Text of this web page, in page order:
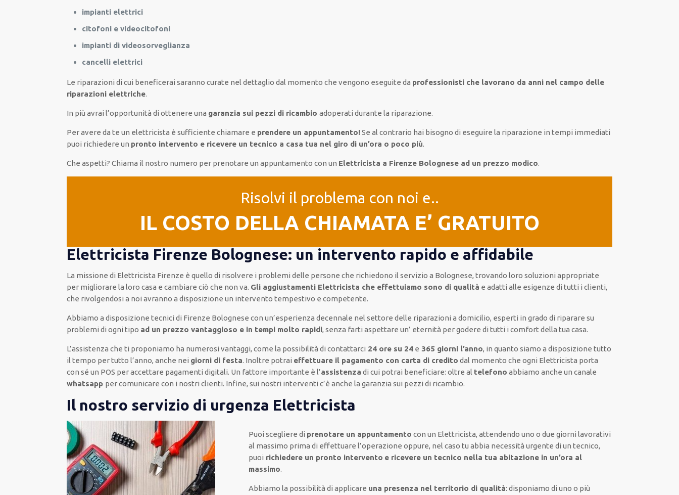
impianti elettrici
citofoni e videocitofoni
impianti di videosorveglianza
cancelli elettrici
Le riparazioni di cui beneficerai sarannocurate nel dettaglio dal momento che vengono eseguite da professionisti che lavorano da anni nel campo delle
riparazioni elettriche.
In più avrai l’opportunità diottenere una garanzia sui pezzi di ricambioadoperati durante la riparazione.
Per avereda te un elettricista è sufficiente chiamare e prendere un appuntamento!Se al contrario hai bisogno di eseguire la riparazione in tempi immediati
puoi richiedere un pronto intervento e ricevere un tecnico a casa tua nel giro di un’ora o poco più.
Che aspetti? Chiama il nostro numero per prenotare un appuntamento con un Elettricista a Firenze Bolognese ad un prezzo modico.
Risolvi il problema con noi e..
IL COSTO DELLA CHIAMATA E’ GRATUITO
Elettricista Firenze Bolognese: un intervento rapido e affidabile
La missione di Elettricista Firenze è quello di risolvere i problemi delle persone che richiedono il servizio a Bolognese, trovando lorosoluzioni appropriate
per migliorare la loro casa e cambiare ciò che non va. Gli aggiustamenti Elettricista che effettuiamo sono di qualità eadatti alle esigenze di tutti i clienti,
che rivolgendosi a noi avranno a disposizione un interventotempestivo e competente.
Abbiamo a disposizionetecnici di Firenze Bolognese con un’esperienza decennale nel settore delle riparazioni a domicilio, esperti in grado di riparare su
problemi di ogni tipo ad un prezzo vantaggioso e in tempi molto rapidi, senza fartiaspettare un’ eternità per godere di tutti i comfort della tua casa.
L’assistenza che ti proponiamo ha numerosi vantaggi, come la possibilità di contattarci 24 ore su 24 e 365 giorni l’anno, in quanto siamo a disposizionetutto
il tempo pertutto l’anno, anche nei giorni di festa. Inoltre potrai effettuare il pagamento con carta di credito dal momento che ogni Elettricista porta
con séun POS per accettare pagamentidigitali. Un fattore importante è l’assistenza di cui potrai beneficiare: oltre al telefono abbiamo anche uncanale
whatsapp per comunicare con i nostri clienti. Infine,sui nostri interventi c’è anche lagaranzia sui pezzi di ricambio.
Il nostro servizio di urgenza Elettricista
Puoi scegliere di prenotareun appuntamento con un Elettricista, attendendo uno o due giorni lavorativi
al massimo prima di effettuare l’operazione oppure, nel caso tu abbia necessità urgente di un tecnico,
puoi richiedereun pronto intervento e ricevere un tecnico nella tua abitazione in un’ora al
massimo.
Abbiamo la possibilità di applicare una presenza nel territorio di qualità: disponiamo di uno o più